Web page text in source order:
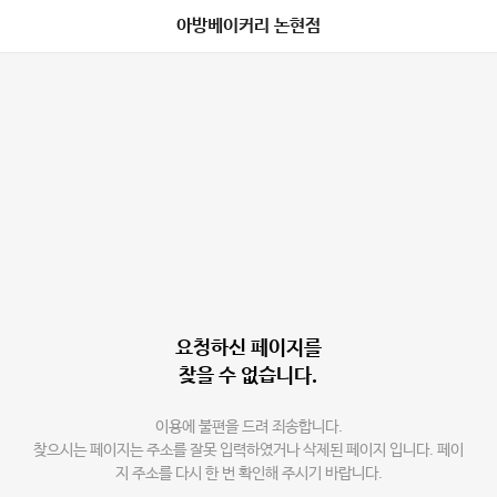
아방베이커리 논현점
요청하신 페이지를
찾을 수 없습니다.
이용에 불편을 드려 죄송합니다.
찾으시는 페이지는 주소를 잘못 입력하였거나 삭제된 페이지 입니다. 페이
지 주소를 다시 한 번 확인해 주시기 바랍니다.